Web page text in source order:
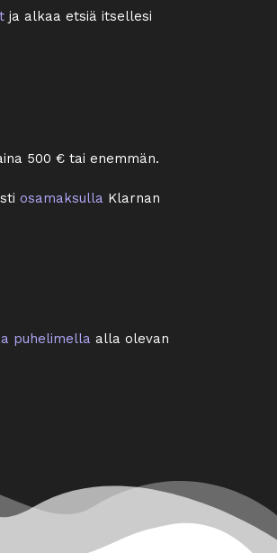
ja alkaa etsiä itsellesi
500 € tai enemmän.
osamaksulla Klarnan
puhelimella alla olevan